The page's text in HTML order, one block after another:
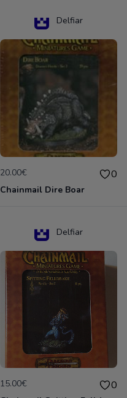
Delfiar
20.00€ 0
Chainmail Dire Boar
Delfiar
15.00€ 0